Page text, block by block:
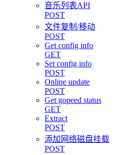
音乐列表API
POST
文件复制/移动
POST
Get config info
GET
Set config info
POST
Online update
POST
Get gopeed status
GET
Extract
POST
添加网络磁盘挂载
POST